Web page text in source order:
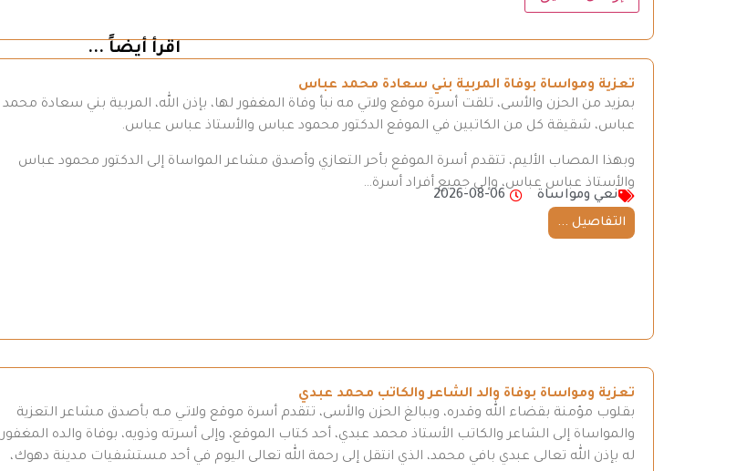
اقرأ أيضاً ...
تعزية ومواساة بوفاة المربية بني سعادة محمد عباس
بمزيد من الحزن والأسى، تلقت أسرة موقع ولاتي مه نبأ وفاة المغفور لها، بإذن الله، المربية بني سعادة محمد
عباس، شقيقة كل من الكاتبين في الموقع الدكتور محمود عباس والأستاذ عباس عباس.
وبهذا المصاب الأليم، تتقدم أسرة الموقع بأحر التعازي وأصدق مشاعر المواساة إلى الدكتور محمود عباس
والأستاذ عباس عباس، وإلى جميع أفراد أسرة…
نعي ومواساة
2026-08-06
التفاصيل ...
تعزية ومواساة بوفاة والد الشاعر والكاتب محمد عبدي
بقلوب مؤمنة بقضاء الله وقدره، وببالغ الحزن والأسى، تتقدم أسرة موقع ولاتـي مـه بأصدق مشاعر التعزية
والمواساة إلى الشاعر والكاتب الأستاذ محمد عبدي، أحد كتاب الموقع، وإلى أسرته وذويه، بوفاة والده المغفور
له بإذن الله تعالى عبدي بافي محمد، الذي انتقل إلى رحمة الله تعالى اليوم في أحد مستشفيات مدينة دهوك،